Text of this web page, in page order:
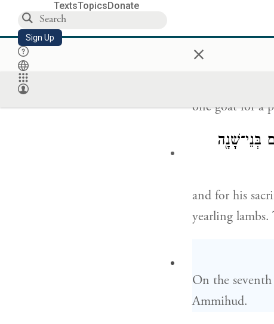
TextsTopicsDonate
Sign Up ×
one bull of the
one goat for a
and for his
yearling
On the
Ammihud.